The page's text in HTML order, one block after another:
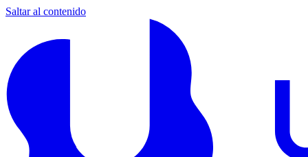
Saltar al contenido